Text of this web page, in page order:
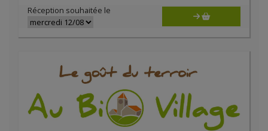
Réception souhaitée le